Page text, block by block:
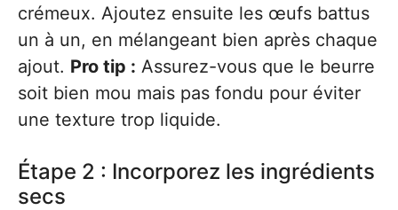
crémeux. Ajoutez ensuite les œufs battus
un à un, en mélangeant bien après chaque
ajout. Pro tip : Assurez-vous que le beurre
soit bien mou mais pas fondu pour éviter
une texture trop liquide.
Étape 2 : Incorporez les ingrédients
secs